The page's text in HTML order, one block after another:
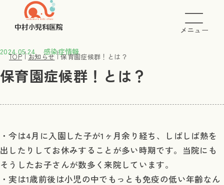
メニュー
TOP お知らせ 保育園症候群！とは？
2024.05.24 感染症情報
保育園症候群！とは？
・今は4月に入園した子が1ヶ月余り経ち、しばしば熱を
出したりしてお休みすることが多い時期です。当院にも
そうしたお子さんが数多く来院しています。
・実は1歳前後は小児の中でもっとも免疫の低い年齢なん